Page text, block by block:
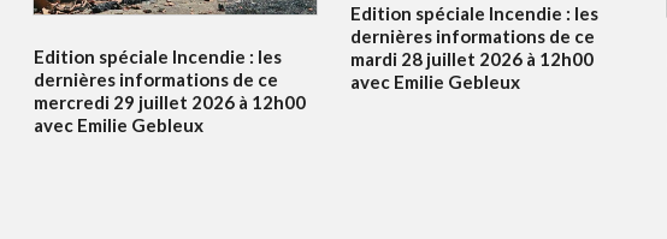
Edition spéciale Incendie : les
dernières informations de ce
mercredi 29 juillet 2026 à 12h00
avec Emilie Gebleux
Edition spéciale Incendie : les
dernières informations de ce
mardi 28 juillet 2026 à 12h00
avec Emilie Gebleux